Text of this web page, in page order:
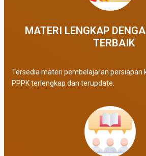
MATERI LENGKAP
TERBAIK​
Tersedia materi pembelajaran persiapan
PPPK terlengkap dan terupdate.